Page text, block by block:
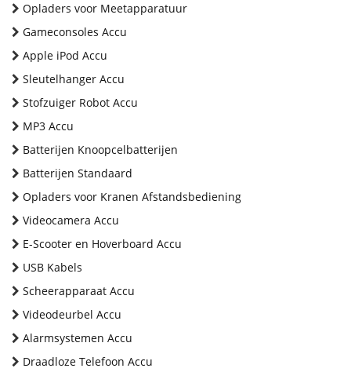
Opladers voor Meetapparatuur
Gameconsoles Accu
Apple iPod Accu
Sleutelhanger Accu
Stofzuiger Robot Accu
MP3 Accu
Batterijen Knoopcelbatterijen
Batterijen Standaard
Opladers voor Kranen Afstandsbediening
Videocamera Accu
E-Scooter en Hoverboard Accu
USB Kabels
Scheerapparaat Accu
Videodeurbel Accu
Alarmsystemen Accu
Draadloze Telefoon Accu